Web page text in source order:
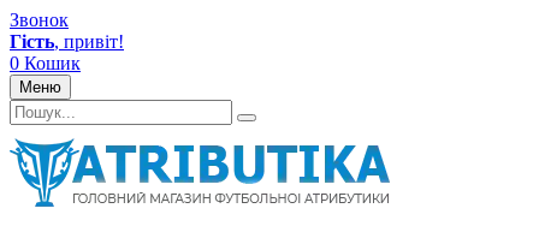
Звонок
Гість, привіт!
0 Кошик
Меню